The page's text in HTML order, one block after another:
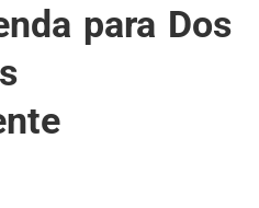
para Dos